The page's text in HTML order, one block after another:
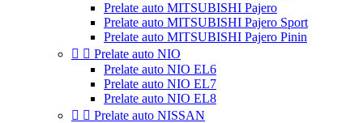
Prelate auto MITSUBISHI Pajero
Prelate auto MITSUBISHI Pajero Sport
Prelate auto MITSUBISHI Pajero Pinin
  Prelate auto NIO
Prelate auto NIO EL6
Prelate auto NIO EL7
Prelate auto NIO EL8
  Prelate auto NISSAN